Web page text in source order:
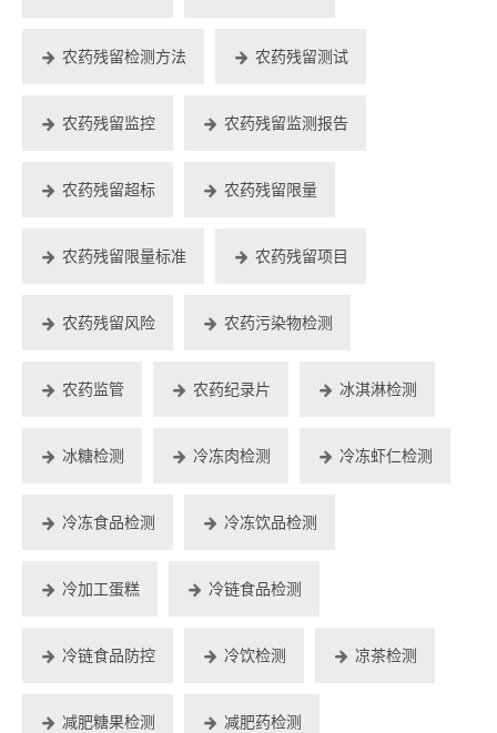
农药残留检测方法 农药残留测试
农药残留监控 农药残留监测报告
农药残留超标 农药残留限量
农药残留限量标准 农药残留项目
农药残留风险 农药污染物检测
农药监管 农药纪录片 冰淇淋检测
冰糖检测 冷冻肉检测 冷冻虾仁检测
冷冻食品检测 冷冻饮品检测
冷加工蛋糕 冷链食品检测
冷链食品防控 冷饮检测 凉茶检测
减肥糖果检测 减肥药检测